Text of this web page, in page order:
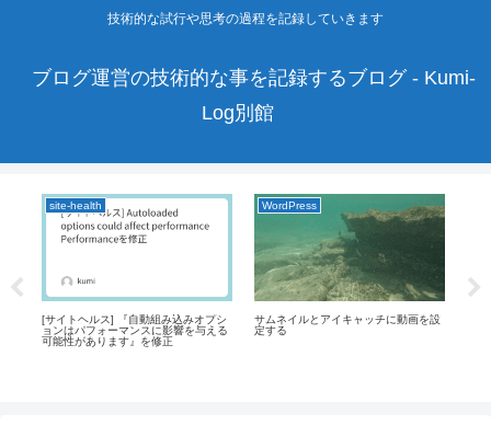
技術的な試行や思考の過程を記録していきます
ブログ運営の技術的な事を記録するブログ - Kumi-
Log別館
site-health
[サイトヘルス] 『自動組み込みオプシ
ョンはパフォーマンスに影響を与える
可能性があります』を修正
WordPress
サムネイルとアイキャッチに動画を設
定する